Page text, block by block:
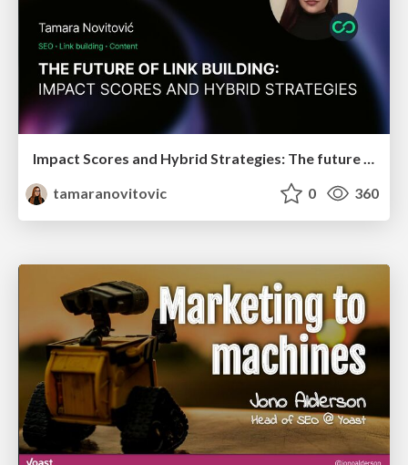
Impact Scores and Hybrid Strategies: The future of link building
tamaranovitovic
0 360